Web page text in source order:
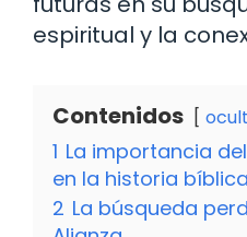
espiritual y la
Contenidos
1 La importancia
en la historia bíblica
2 La búsqueda